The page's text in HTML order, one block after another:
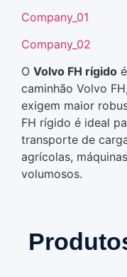
Company_01
Company_02
O Volvo FH rígido
caminhão Volvo
exigem maior
FH rígido é ideal
transporte de
agrícolas,
volumosos.